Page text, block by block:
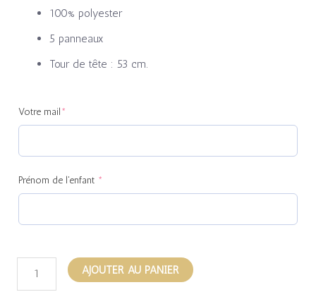
100% polyester
5 panneaux
Tour de tête : 53 cm.
Votre mail*
Prénom de l'enfant *
AJOUTER AU PANIER